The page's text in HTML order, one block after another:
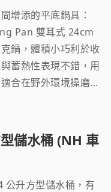
增添的平底鍋具：
Pan 雙耳式 24cm
鍋，體積小巧利於收
蓄熱性表現不錯，用
合在野外環境操磨...
儲水桶 (NH 車
公升方型儲水桶，有